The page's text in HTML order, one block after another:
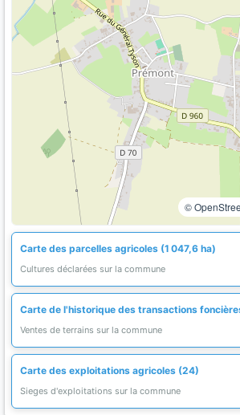
©
Carte des parcelles agricoles (1 047,6 ha)
Cultures déclarées sur la commune
Carte de l'historique des transactions
Ventes de terrains sur la commune
Carte des exploitations agricoles (24)
Sieges d'exploitations sur la commune